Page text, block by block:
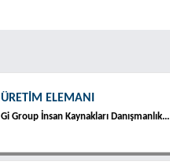
ÜRETİM ELEMANI
Gi Group İnsan Kaynakları Danışmanlık...